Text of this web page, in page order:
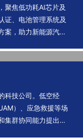
聚焦低功耗AI芯片及
证、电池管理系统及
案，助力新能源汽车
科技公司。低空经
）、应急救援等场
集群协同能力提出了